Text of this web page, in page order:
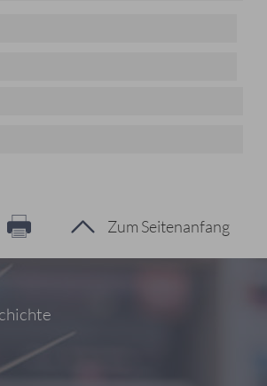
Zum Seitenanfang